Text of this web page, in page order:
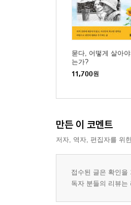
묻다, 어떻게 살아
는가?
11,700원
만든 이 코멘트
저자, 역자, 편집자를 위
접수된 글은 확인을
독자 분들의 리뷰